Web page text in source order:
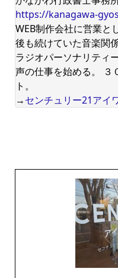
https://kanagawa-
WEB制作会社に営業と
後も続けていた音楽関
ラジオパーソナリティ
声の仕事を始める。 ３
ト。
→センチュリー21アイ